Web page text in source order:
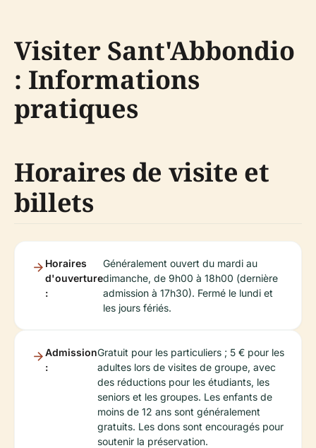
Visiter Sant'Abbondio
: Informations
pratiques
Horaires de visite et
billets
Horaires
d'ouverture
:
Généralement ouvert du mardi au
dimanche, de 9h00 à 18h00 (dernière
admission à 17h30). Fermé le lundi et
les jours fériés.
Admission
:
Gratuit pour les particuliers ; 5 € pour les
adultes lors de visites de groupe, avec
des réductions pour les étudiants, les
seniors et les groupes. Les enfants de
moins de 12 ans sont généralement
gratuits. Les dons sont encouragés pour
soutenir la préservation.